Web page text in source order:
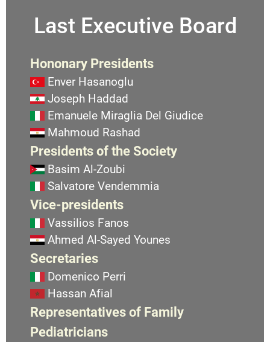
Last Executive Board
Hononary Presidents
Enver Hasanoglu
Joseph Haddad
Emanuele Miraglia Del Giudice
Mahmoud Rashad
Presidents of the Society
Basim Al-Zoubi
Salvatore Vendemmia
Vice-presidents
Vassilios Fanos
Ahmed Al-Sayed Younes
Secretaries
Domenico Perri
Hassan Afial
Representatives of Family
Pediatricians